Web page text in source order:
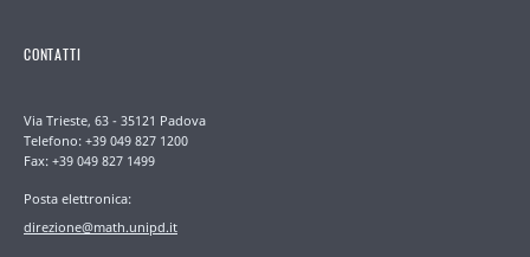
CONTATTI
Via Trieste, 63 - 35121 Padova
Telefono: +39 049 827 1200
Fax: +39 049 827 1499
Posta elettronica:
direzione@math.unipd.it